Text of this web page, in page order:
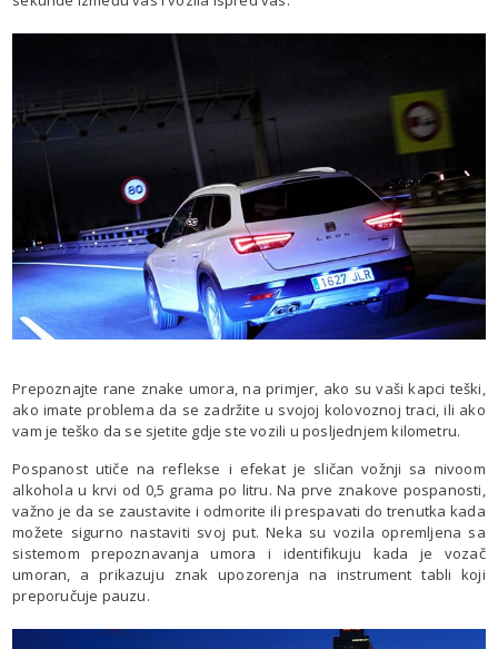
Prepoznajte rane znake umora, na primjer, ako su vaši kapci teški,
ako imate problema da se zadržite u svojoj kolovoznoj traci, ili ako
vam je teško da se sjetite gdje ste vozili u posljednjem kilometru.
Pospanost utiče na reflekse i efekat je sličan vožnji sa nivoom
alkohola u krvi od 0,5 grama po litru. Na prve znakove pospanosti,
važno je da se zaustavite i odmorite ili prespavati do trenutka kada
možete sigurno nastaviti svoj put. Neka su vozila opremljena sa
sistemom prepoznavanja umora i identifikuju kada je vozač
umoran, a prikazuju znak upozorenja na instrument tabli koji
preporučuje pauzu.